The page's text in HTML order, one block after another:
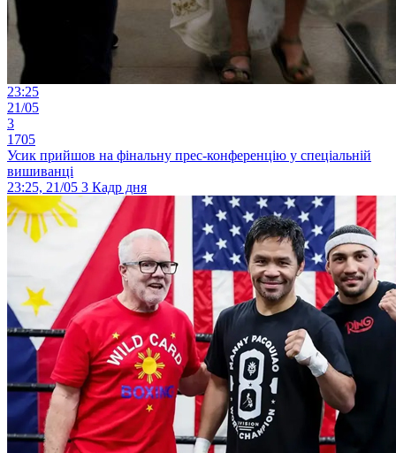
23:25
21/05
3
1705
Усик прийшов на фінальну прес-конференцію у спеціальній
вишиванці
23:25, 21/05 3 Кадр дня